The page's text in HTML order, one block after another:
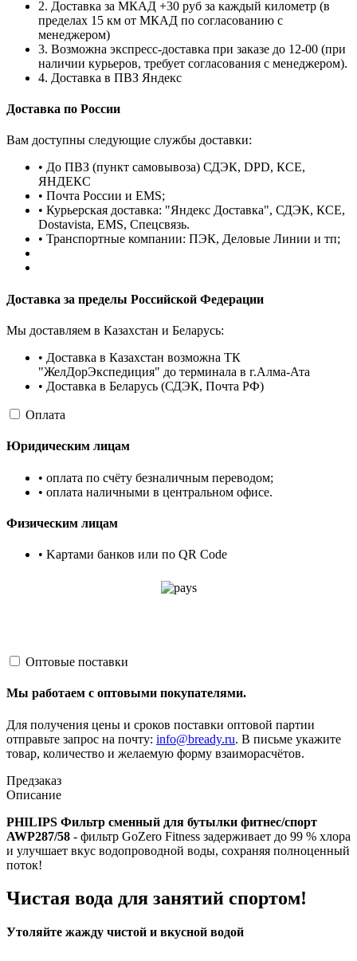
2. Доставка за МКАД +30 руб за каждый километр (в
пределах 15 км от МКАД по согласованию с
менеджером)
3. Возможна экспресс-доставка при заказе до 12-00 (при
наличии курьеров, требует согласования с менеджером).
4. Доставка в ПВЗ Яндекс
Доставка по России
Вам доступны следующие службы доставки:
• До ПВЗ (пункт самовывоза) СДЭК, DPD, КСЕ,
ЯНДЕКС
• Почта России и EMS;
• Курьерская доставка: "Яндекс Доставка", СДЭК, КСЕ,
Dostavista, EMS, Спецсвязь.
• Транспортные компании: ПЭК, Деловые Линии и тп;
Доставка за пределы Российской Федерации
Мы доставляем в Казахстан и Беларусь:
• Доставка в Казахстан возможна ТК
"ЖелДорЭкспедиция" до терминала в г.Алма-Ата
• Доставка в Беларусь (СДЭК, Почта РФ)
Оплата
Юридическим лицам
• оплата по счёту безналичным переводом;
• оплата наличными в центральном офисе.
Физическим лицам
• Kартами банков или по QR Code
Оптовые поставки
Мы работаем с оптовыми покупателями.
Для получения цены и сроков поставки оптовой партии
отправьте запрос на почту: info@bready.ru. В письме укажите
товар, количество и желаемую форму взаиморасчётов.
Предзаказ
Описание
PHILIPS Фильтр сменный для бутылки фитнес/спорт
AWP287/58 - фильтр GoZero Fitness задерживает до 99 % хлора
и улучшает вкус водопроводной воды, сохраняя полноценный
поток!
Чистая вода для занятий спортом!
Утоляйте жажду чистой и вкусной водой